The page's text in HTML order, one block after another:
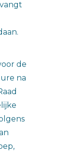
de
na